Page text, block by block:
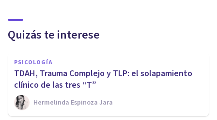
Quizás te interese
PSICOLOGÍA
TDAH, Trauma Complejo y TLP: el solapamiento
clínico de las tres “T”
Hermelinda Espinoza Jara